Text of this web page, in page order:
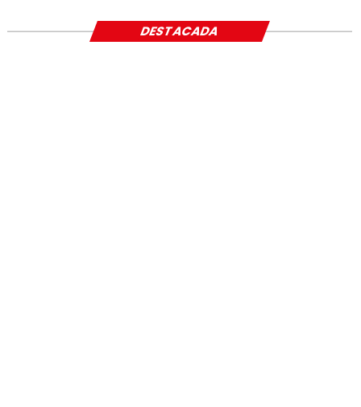
DESTACADA